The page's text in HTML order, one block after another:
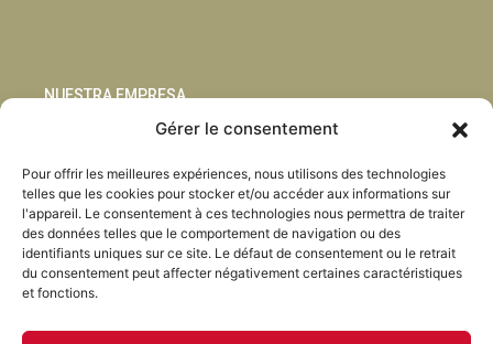
Gérer le consentement
Pour offrir les meilleures expériences, nous utilisons des technologies
telles que les cookies pour stocker et/ou accéder aux informations sur
l'appareil. Le consentement à ces technologies nous permettra de traiter
des données telles que le comportement de navigation ou des
identifiants uniques sur ce site. Le défaut de consentement ou le retrait
du consentement peut affecter négativement certaines caractéristiques
et fonctions.
NUESTRA EMPRESA
Innovación
Blog
Habla con nosotros